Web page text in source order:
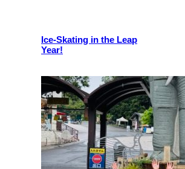
Ice-Skating in the Leap
Year!